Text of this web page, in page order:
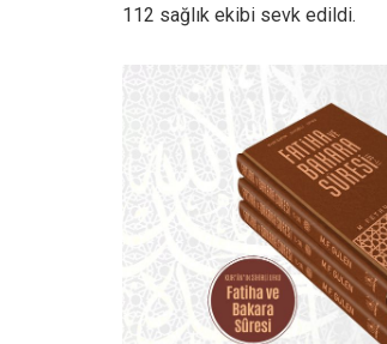
112 sağlık ekibi sevk edildi.